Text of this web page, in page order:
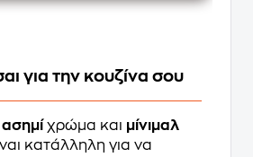
για την κουζίνα σου
ασημί χρώμα και μίνιμαλ
κατάλληλη για να